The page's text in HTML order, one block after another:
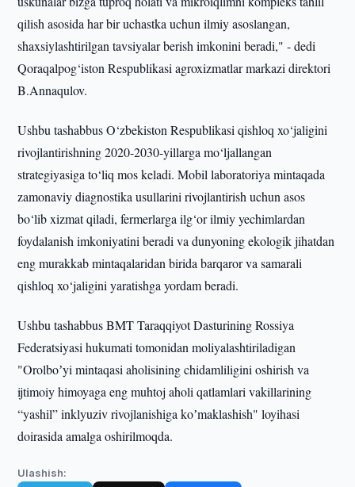
qilish asosida har bir uchastka uchun ilmiy asoslangan,
shaxsiylashtirilgan tavsiyalar berish imkonini beradi," - dedi
Qoraqalpog‘iston Respublikasi agroxizmatlar markazi direktori
B.Annaqulov.
Ushbu tashabbus O‘zbekiston Respublikasi qishloq xo‘jaligini
rivojlantirishning 2020-2030-yillarga mo‘ljallangan
strategiyasiga to‘liq mos keladi. Mobil laboratoriya mintaqada
zamonaviy diagnostika usullarini rivojlantirish uchun asos
bo‘lib xizmat qiladi, fermerlarga ilg‘or ilmiy yechimlardan
foydalanish imkoniyatini beradi va dunyoning ekologik jihatdan
eng murakkab mintaqalaridan birida barqaror va samarali
qishloq xo‘jaligini yaratishga yordam beradi.
Ushbu tashabbus BMT Taraqqiyot Dasturining Rossiya
Federatsiyasi hukumati tomonidan moliyalashtiriladigan
"Orolboʼyi mintaqasi aholisining chidamliligini oshirish va
ijtimoiy himoyaga eng muhtoj aholi qatlamlari vakillarining
“yashil” inklyuziv rivojlanishiga koʼmaklashish" loyihasi
doirasida amalga oshirilmoqda.
Ulashish: